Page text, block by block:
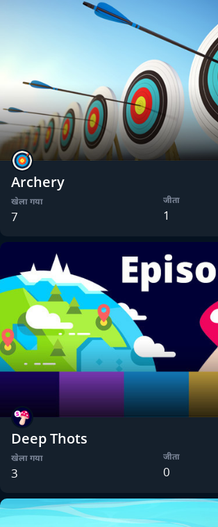
Archery
खेला गया
7
जीता
1
Deep Thots
खेला गया
3
जीता
0